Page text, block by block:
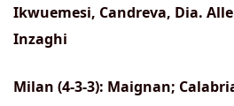
Ikwuemesi, Candreva, Dia.
Inzaghi
Milan (4-3-3): Maignan;